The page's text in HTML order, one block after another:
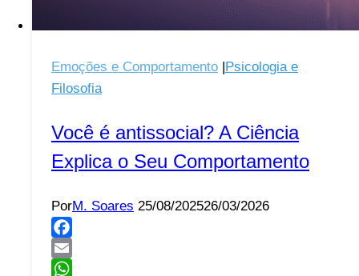
Emoções e Comportamento |Psicologia e
Filosofia
Você é antissocial? A Ciência
Explica o Seu Comportamento
PorM. Soares 25/08/202526/03/2026